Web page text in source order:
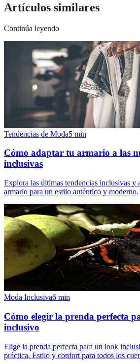
Artículos similares
Continúa leyendo
Tendencias de Moda5 min
Cómo adaptar tu armario a las
inclusivas
Explora las últimas tendencias inclusivas y
armario para un estilo auténtico y moderno.
Moda Inclusiva6 min
Cómo elegir la prenda perfecta
inclusivo
Elige la prenda perfecta para un look
práctica. Estilo y confort para todos los